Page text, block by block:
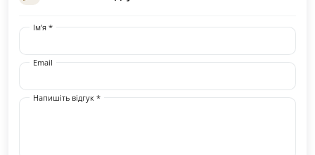
Ім'я *
Email
Напишіть відгук *